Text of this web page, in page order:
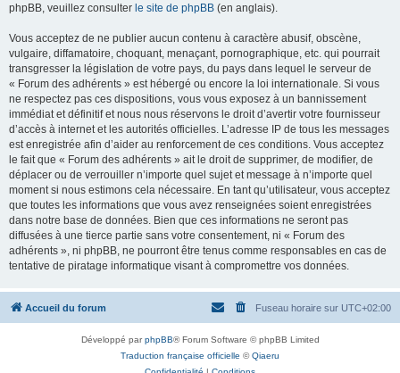
phpBB, veuillez consulter le site de phpBB (en anglais).
Vous acceptez de ne publier aucun contenu à caractère abusif, obscène,
vulgaire, diffamatoire, choquant, menaçant, pornographique, etc. qui pourrait
transgresser la législation de votre pays, du pays dans lequel le serveur de
« Forum des adhérents » est hébergé ou encore la loi internationale. Si vous
ne respectez pas ces dispositions, vous vous exposez à un bannissement
immédiat et définitif et nous nous réservons le droit d’avertir votre fournisseur
d’accès à internet et les autorités officielles. L’adresse IP de tous les messages
est enregistrée afin d’aider au renforcement de ces conditions. Vous acceptez
le fait que « Forum des adhérents » ait le droit de supprimer, de modifier, de
déplacer ou de verrouiller n’importe quel sujet et message à n’importe quel
moment si nous estimons cela nécessaire. En tant qu’utilisateur, vous acceptez
que toutes les informations que vous avez renseignées soient enregistrées
dans notre base de données. Bien que ces informations ne seront pas
diffusées à une tierce partie sans votre consentement, ni « Forum des
adhérents », ni phpBB, ne pourront être tenus comme responsables en cas de
tentative de piratage informatique visant à compromettre vos données.
Accueil du forum Fuseau horaire sur UTC+02:00
Développé parphpBB® Forum Software © phpBB Limited
Traduction française officielle ©Qiaeru